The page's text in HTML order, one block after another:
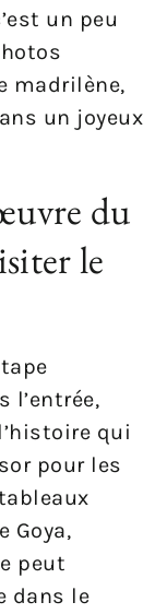
un peu
madrilène,
un joyeux
du
le
l’entrée,
qui
pour les
Goya,
peut
dans le